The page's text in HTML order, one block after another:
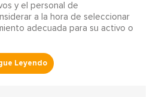
y el personal de
a la hora de seleccionar
adecuada para su activo o